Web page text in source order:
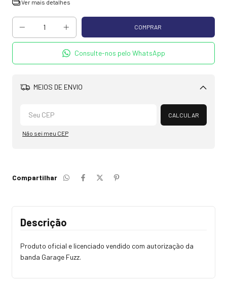
Ver mais detalhes
Consulte-nos pelo WhatsApp
MEIOS DE ENVIO
Alterar CEP
CALCULAR
Não sei meu CEP
Compartilhar
Descrição
Produto oficial e licenciado vendido com autorização da
banda Garage Fuzz.